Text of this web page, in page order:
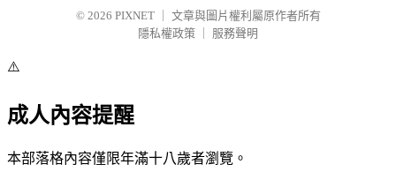
© 2026 PIXNET
文章與圖片權利屬原作者所有
隱私權政策
服務聲明
⚠️
成人內容提醒
本部落格內容僅限年滿十八歲者瀏覽。